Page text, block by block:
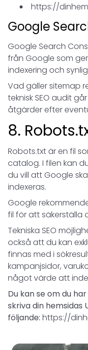
https://
Google
Google Search
från Google som
indexering och
Vad gäller sitemap
teknisk SEO audit
åtgärder efter
8.
Robots.txt är en fil
catalog. I filen kan
du vill att Google
indexeras.
Google
fil för att säkerställa
Tekniska SEO
också att du kan
finnas med i
kampanjsidor,
något värde att
Du kan se om du
skriva din hemsidas
följande: https://